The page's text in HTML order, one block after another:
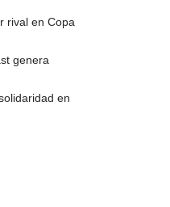
rival en Copa
genera
en